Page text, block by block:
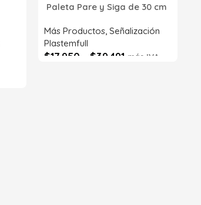
Paleta Pare y Siga de 30 cm
Más Productos,Señalización
Plastemfull
$17.950 $39.491 más IVA